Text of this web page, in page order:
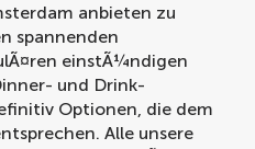
anbieten zu
spannenden
einstÃ¼ndigen
und Drink-
Optionen, die dem
Alle unsere